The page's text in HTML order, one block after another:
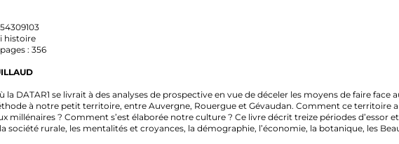
356
se livrait à des analyses de prospective en vue de déceler les moyens de faire face aux
à notre petit territoire, entre Auvergne, Rouergue et Gévaudan. Comment ce territoire a pu
? Comment s’est élaborée notre culture ? Ce livre décrit treize périodes d’essor et
rurale, les mentalités et croyances, la démographie, l’économie, la botanique, les Beaux-